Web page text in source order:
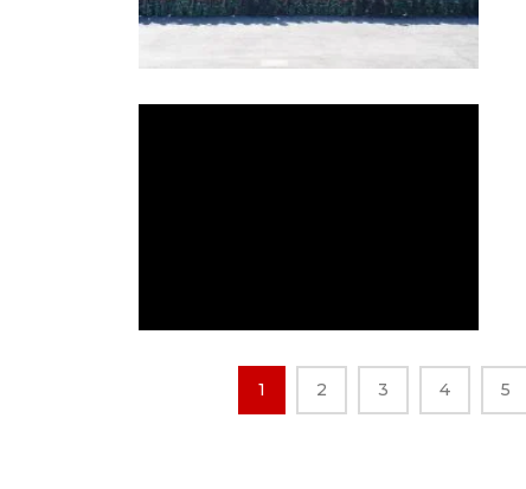
1 2 3 4 5